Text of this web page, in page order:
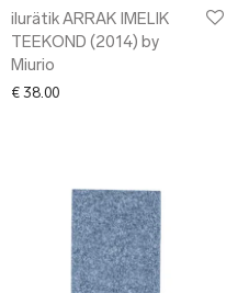
ilurätik ARRAK IMELIK
TEEKOND (2014) by
Miurio
€ 38.00